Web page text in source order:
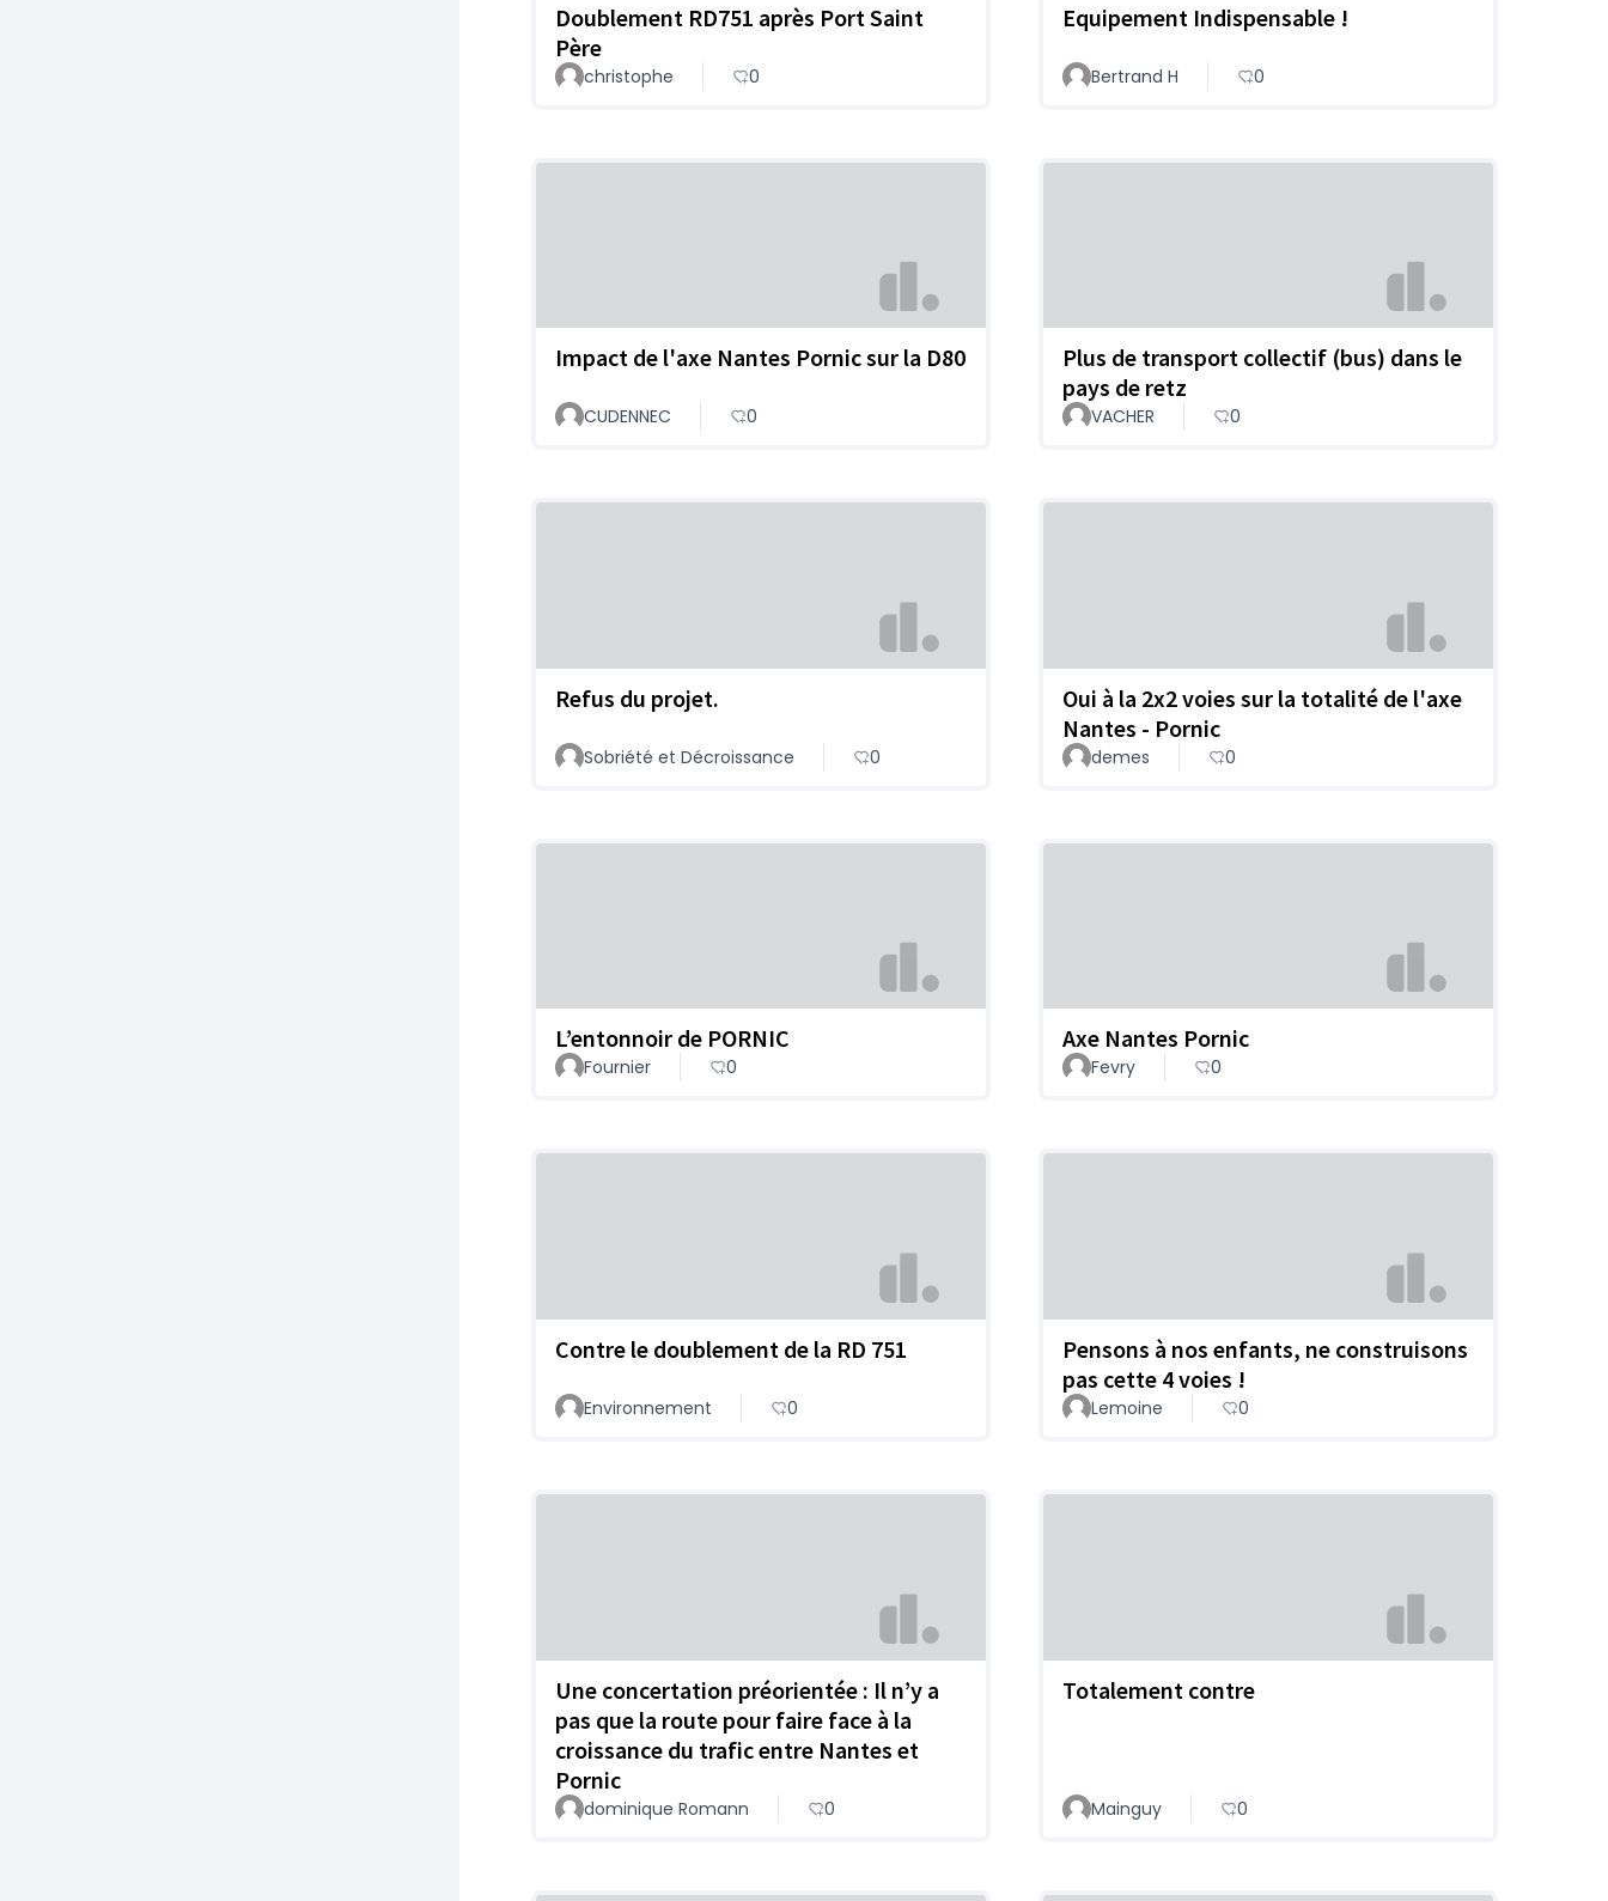
Doublement RD751 après Port Saint
Père
christophe 0
Equipement Indispensable !
Bertrand H 0
Impact de l'axe Nantes Pornic sur la D80
CUDENNEC 0
Plus de transport collectif (bus) dans le
pays de retz
VACHER 0
Refus du projet.
Sobriété et Décroissance 0
Oui à la 2x2 voies sur la totalité de l'axe
Nantes - Pornic
demes 0
L’entonnoir de PORNIC
Fournier 0
Axe Nantes Pornic
Fevry 0
Contre le doublement de la RD 751
Environnement 0
Pensons à nos enfants, ne construisons
pas cette 4 voies !
Lemoine 0
Une concertation préorientée : Il n’y a
pas que la route pour faire face à la
croissance du trafic entre Nantes et
Pornic
dominique Romann 0
Totalement contre
Mainguy 0